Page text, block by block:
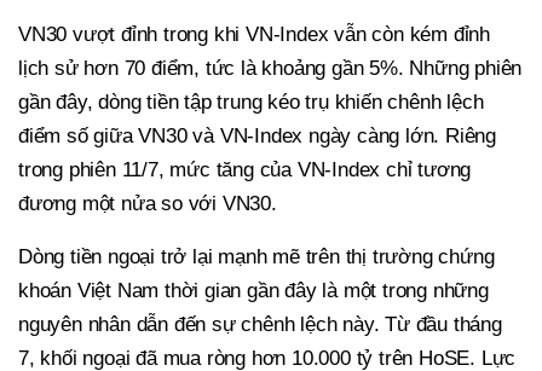
VN30 vượt đỉnh trong khi VN-Index vẫn còn kém đỉnh
lịch sử hơn 70 điểm, tức là khoảng gần 5%. Những phiên
gần đây, dòng tiền tập trung kéo trụ khiến chênh lệch
điểm số giữa VN30 và VN-Index ngày càng lớn. Riêng
trong phiên 11/7, mức tăng của VN-Index chỉ tương
đương một nửa so với VN30.
Dòng tiền ngoại trở lại mạnh mẽ trên thị trường chứng
khoán Việt Nam thời gian gần đây là một trong những
nguyên nhân dẫn đến sự chênh lệch này. Từ đầu tháng
7, khối ngoại đã mua ròng hơn 10.000 tỷ trên HoSE. Lực